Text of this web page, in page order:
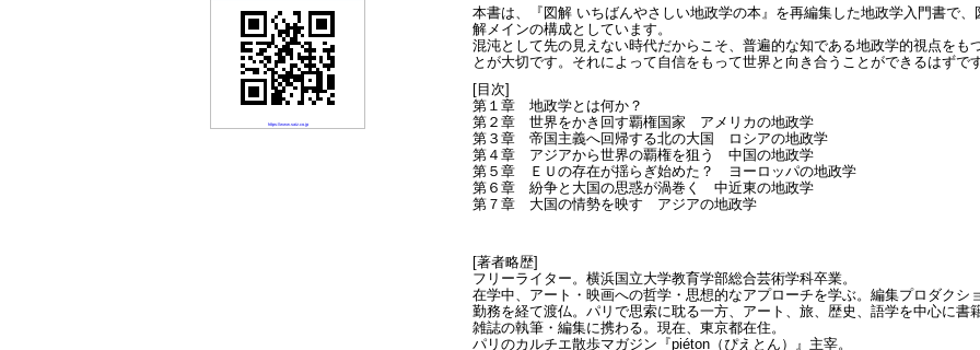
https://www.saiz.co.jp
本書は、『図解 いちばんやさしい地政学の本』を再編集した地政学入門書で、
解メインの構成としています。
混沌として先の見えない時代だからこそ、普遍的な知である地政学的視点をも
とが大切です。それによって自信をもって世界と向き合うことができるはずです
[目次]
第１章 地政学とは何か？
第２章 世界をかき回す覇権国家 アメリカの地政学
第３章 帝国主義へ回帰する北の大国 ロシアの地政学
第４章 アジアから世界の覇権を狙う 中国の地政学
第５章 ＥＵの存在が揺らぎ始めた？ ヨーロッパの地政学
第６章 紛争と大国の思惑が渦巻く 中近東の地政学
第７章 大国の情勢を映す アジアの地政学
[著者略歴]
フリーライター。横浜国立大学教育学部総合芸術学科卒業。
在学中、アート・映画への哲学・思想的なアプローチを学ぶ。編集プロダクシ
勤務を経て渡仏。パリで思索に耽る一方、アート、旅、歴史、語学を中心に書籍
雑誌の執筆・編集に携わる。現在、東京都在住。
パリのカルチエ散歩マガジン『piéton（ぴえとん）』主宰。